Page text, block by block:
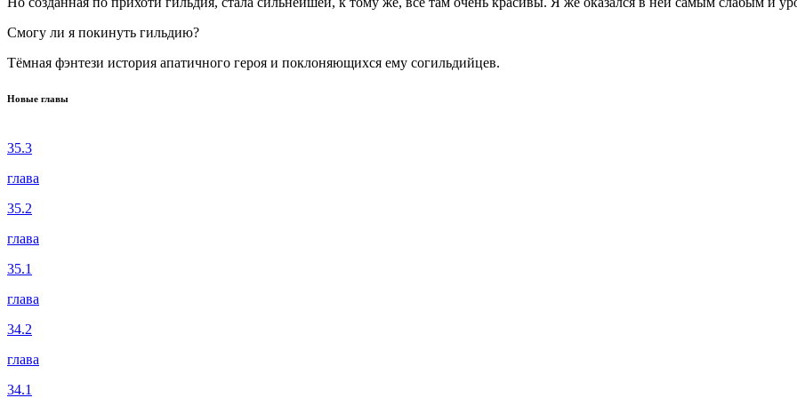
Смогу ли я покинуть гильдию?
Тёмная фэнтези история апатичного героя и поклоняющихся ему согильдийцев.
Новые главы
35.3
глава
35.2
глава
35.1
глава
34.2
глава
34.1